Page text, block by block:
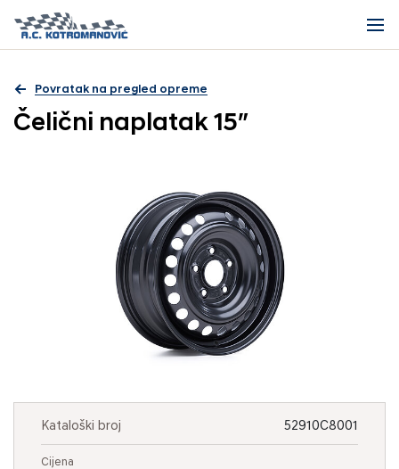
Povratak na pregled opreme
Čelični naplatak 15″
Kataloški broj 52910C8001
Cijena